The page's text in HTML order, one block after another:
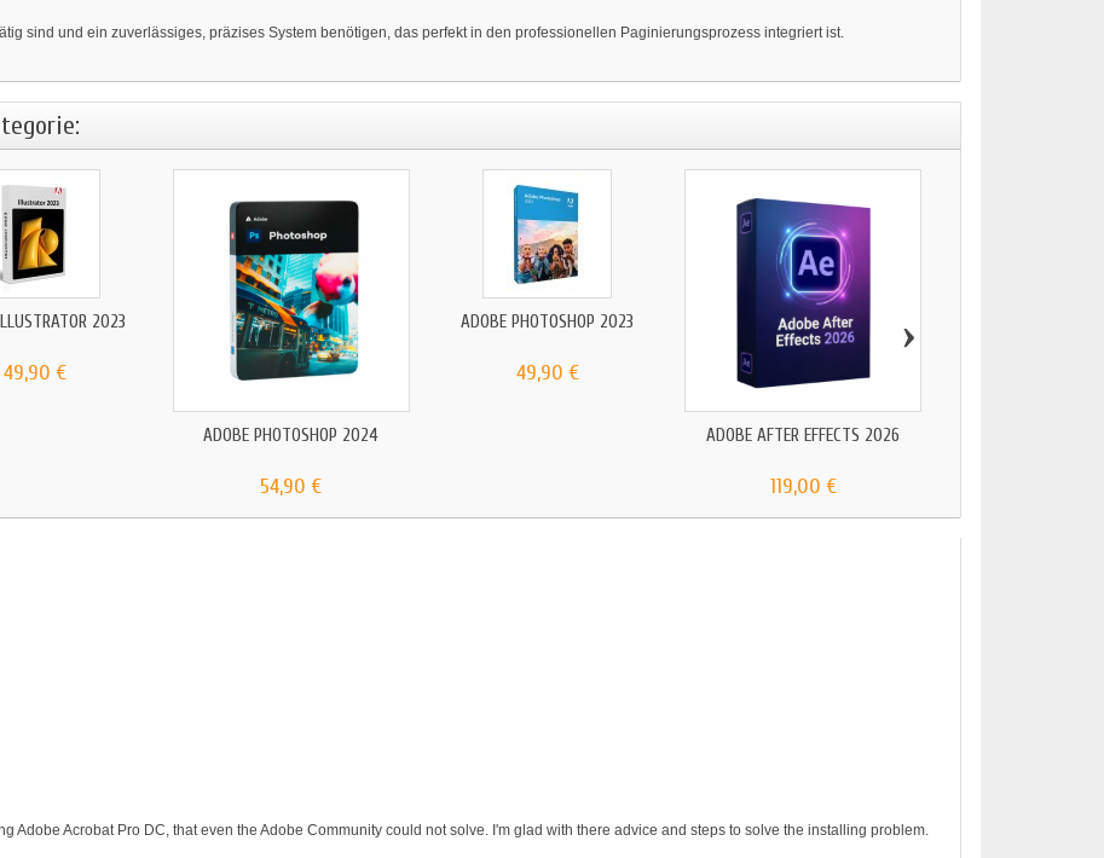
sind und ein zuverlässiges, präzises System benötigen, das perfekt in den professionellen Paginierungsprozess integriert ist.
2023
49,90 €
ADOBE PHOTOSHOP 2024
54,90 €
ADOBE PHOTOSHOP 2023
49,90 €
ADOBE AFTER EFFECTS 2026
119,00 €
›
Adobe Acrobat Pro DC, that even the Adobe Community could not solve. I'm glad with there advice and steps to solve the installing problem.